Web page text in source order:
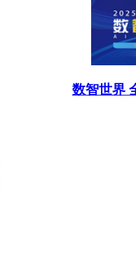
数智世界